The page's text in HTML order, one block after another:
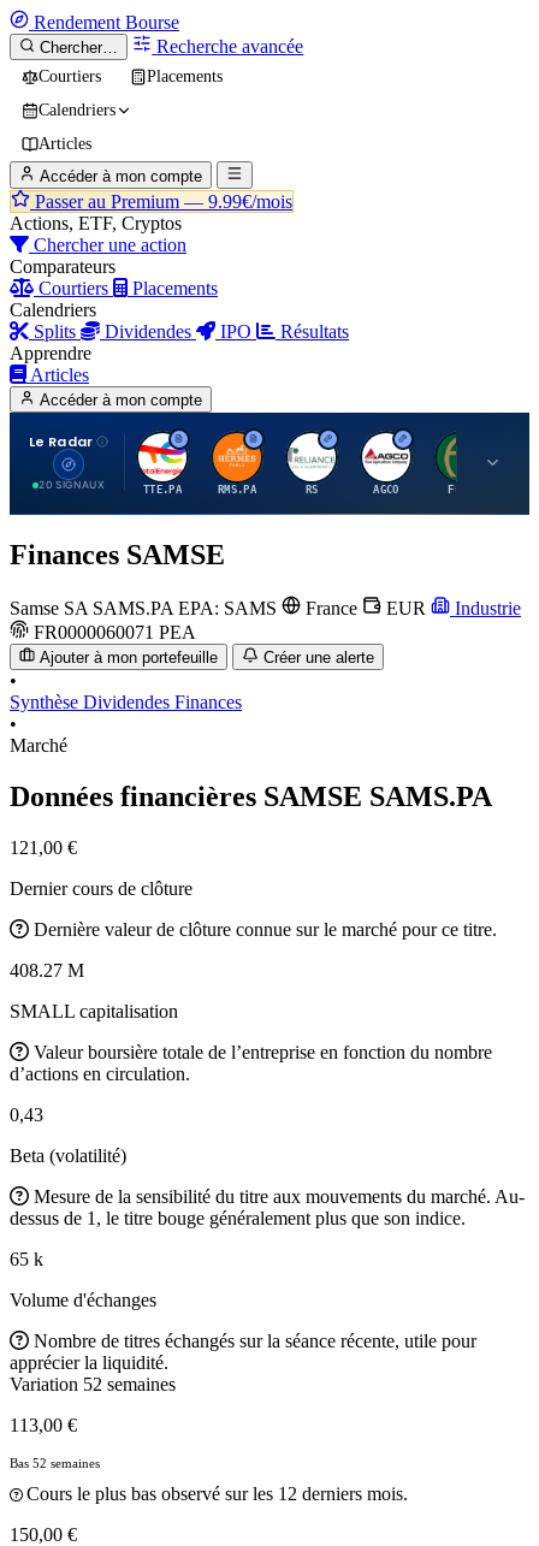
Rendement Bourse
Chercher… Recherche avancée
Courtiers
Placements
Calendriers
Articles
Accéder à mon compte
Passer au Premium — 9.99€/mois
Actions, ETF, Cryptos
Chercher une action
Comparateurs
Courtiers
Placements
Calendriers
Splits
Dividendes IPO
Résultats
Apprendre
Articles
Accéder à mon compte
Le Radar
20 SIGNAUX
T
TTE.PA
H
RMS.PA
R
RS
A
AGCO FCFS
Finances SAMSE
Samse SA SAMS.PA EPA: SAMS France EUR
Industrie
FR0000060071 PEA
Ajouter à mon portefeuille Créer une alerte
•
Synthèse Dividendes Finances
•
Marché
Données financières SAMSE SAMS.PA
121,00 €
Dernier cours de clôture
Dernière valeur de clôture connue sur le marché pour ce titre.
408.27 M
SMALL capitalisation
Valeur boursière totale de l’entreprise en fonction du nombre
d’actions en circulation.
0,43
Beta (volatilité)
Mesure de la sensibilité du titre aux mouvements du marché. Au-
dessus de 1, le titre bouge généralement plus que son indice.
65 k
Volume d'échanges
Nombre de titres échangés sur la séance récente, utile pour
apprécier la liquidité.
Variation 52 semaines
113,00 €
Bas 52 semaines
Cours le plus bas observé sur les 12 derniers mois.
150,00 €